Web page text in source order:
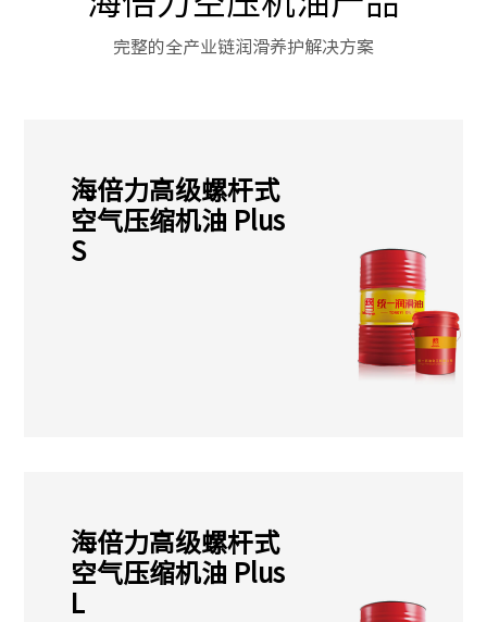
完整的全产业链润滑养护解决方案
海倍力高级螺杆式
空气压缩机油 Plus
S
海倍力高级螺杆式
空气压缩机油 Plus
L